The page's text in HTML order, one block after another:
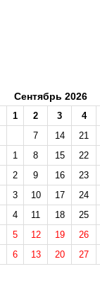
Сентябрь 2026
1 2 3 4
7 14 21
1 8 15 22
2 9 16 23
3 10 17
24
4 11 18
25
5 12 19
26
6 13 20 27